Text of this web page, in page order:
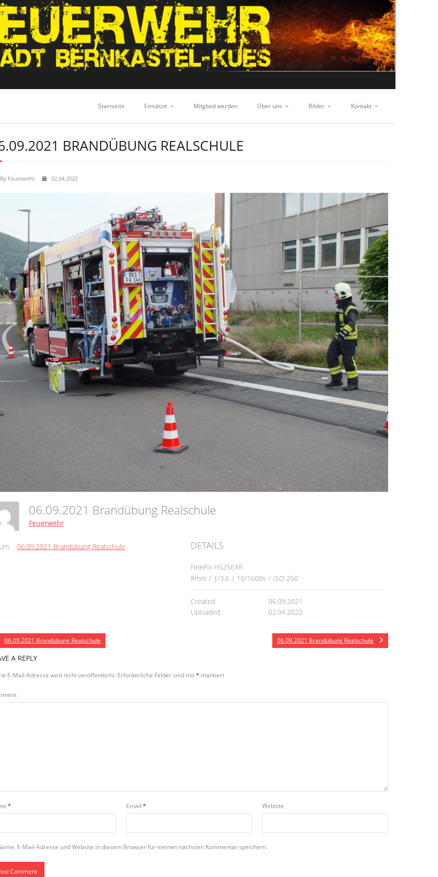
Startseite Einsätze Mitglied werden Über uns Bilder Kontakt
BRANDÜBUNG REALSCHULE
By Feuerwehr 02.04.2022
06.09.2021 Brandübung Realschule
Feuerwehr
06.09.2021 Brandübung Realschule DETAILS
FinePix HS25EXR
8mm / ƒ/3.6 / 10/1600s / ISO 250
Created
06.09.2021
Uploaded
02.04.2022
06.09.2021 Brandübung Realschule 06.09.2021 Brandübung Realschule
A REPLY
E-Mail-Adresse wird nicht veröffentlicht. Erforderliche Felder sind mit* markiert
* Email * Website
E-Mail-Adresse und Website in diesem Browser für meinen nächsten Kommentar speichern.